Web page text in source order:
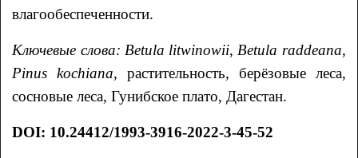
влагообеспеченности.
Ключевые слова: Betula litwinowii, Betula raddeana,
Pinus kochiana, растительность, берёзовые леса,
сосновые леса, Гунибское плато, Дагестан.
DOI: 10.24412/1993-3916-2022-3-45-52